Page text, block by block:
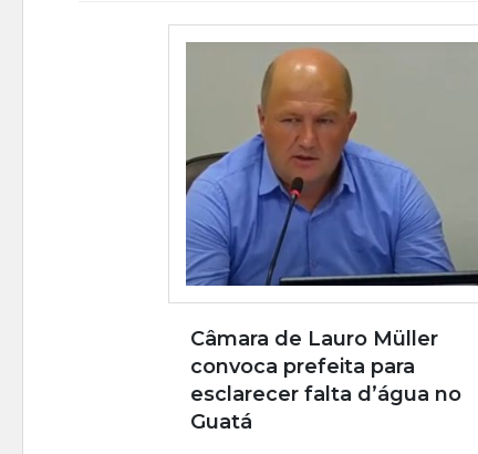
Câmara de Lauro Müller
convoca prefeita para
esclarecer falta d’água no
Guatá